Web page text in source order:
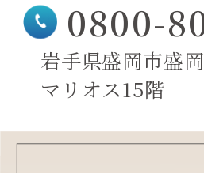
0800-
岩手県盛岡市盛
マリオス15階